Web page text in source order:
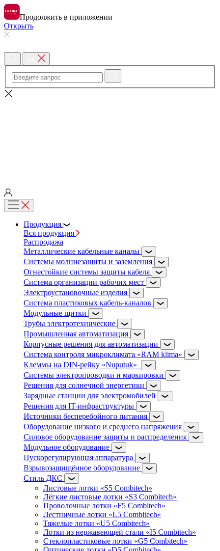
Продолжить в приложении
Открыть
Продукция
Вся продукция
Распродажа
Металлические кабельные каналы
Системы молниезащиты и заземления
Огнестойкие системы защиты кабеля
Система организации рабочих мест
Электроустановочные изделия
Система пластиковых кабель-каналов
Модульные щитки
Трубы электротехнические
Промышленная автоматизация
Корпусные решения для автоматизации
Система контроля микроклимата «RAM klima»
Клеммы на DIN-рейку «Nuputuk»
Системы электропроводки и маркировки
Решения для солнечной энергетики
Зарядные станции для электромобилей
Решения для IT-инфраструктуры
Источники бесперебойного питания
Оборудование низкого и среднего напряжения
Силовое оборудование защиты и распределения
Модульное оборудование
Пускорегулирующая аппаратура
Взрывозащищённое оборудование
Стиль ДКС
Листовые лотки «S5 Combitech»
Лёгкие листовые лотки «S3 Combitech»
Проволочные лотки «F5 Combitech»
Лестничные лотки «L5 Combitech»
Тяжелые лотки «U5 Combitech»
Лотки из нержавеющей стали «I5 Combitech»
Стеклопластиковые лотки «G5 Combitech»